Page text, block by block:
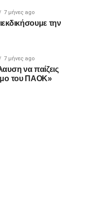
7 μήνες ago
την
7 μήνες ago
να παίζεις
του ΠΑΟΚ»